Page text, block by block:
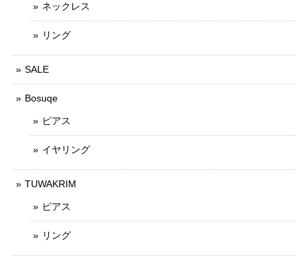
ネックレス
リング
SALE
Bosuqe
ピアス
イヤリング
TUWAKRIM
ピアス
リング